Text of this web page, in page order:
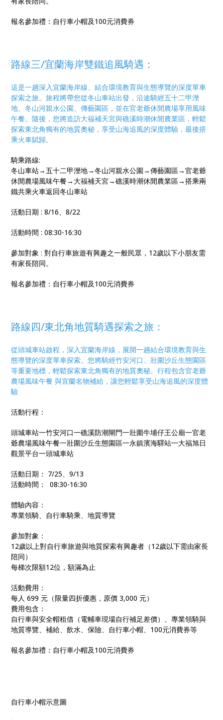
報名參加禮：自行車小帽及100元消費券
路線三/宜蘭海岸雙鐵追風騎遇：
這是一趟深入宜蘭海岸線、結合環境教育與生態導覽的深度單車
探索之旅。旅程將帶您從冬山車站出發，沿途騎經五十二甲溼
地、冬山河親水公園、傳藝園區，並在官老爺休閒農場享用風味
午餐。隨後，您將造訪大福補天宮與礁溪時潮休閒農業區，輕鬆
探索東北角獨有的地質奧秘，享受山海追風的深度體驗，最後搭
乘火車賦歸。
騎乘路線:
冬山車站→五十二甲溼地→冬山河親水公園→傳藝園區→官老爺
休閒農場風味午餐→大福補天宮→礁溪時潮休閒農業區→搭乘兩
鐵共乘火車返回冬山車站
活動日期 : 8/16、8/22
活動時間 : 08:30-16:30
參加對象 : 對自行車旅遊有興趣之一般民眾，12歲以下小朋友需
有家長陪同。
報名參加禮：自行車小帽及100元消費券
路線四/東北角地質騎遇探索之旅：
從頭城車站啟程，深入宜蘭海岸線，展開一趟結合環境教育與生
態導覽的深度單車探索。您將騎經竹安河口、壯圍沙丘生態園區
等重要地標，輕鬆探索東北角獨有的地質奧秘。行程包含官老爺
農場風味午餐 與宜蘭名物補給，讓您輕鬆享受山海追風的深度體
驗
活動行程：
頭城車站一竹安河口一礁溪防潮閘門一壯圍牛埔仔王公廟一官老
爺農場風味午餐一壯圍沙丘生態園區一永鎮濱海驛站一大福旭日
觀景平台一頭城車站
活動日期： 7/25、9/13
活動時間： 08:30-16:30
體驗內容：
專業領騎、自行車騎乘、地質導覽
參加對象：
12歲以上對自行車旅遊與地質探索有興趣者（12歲以下需由家長
陪同）
每梯次限額12位，額滿為止
活動費用：
每人 699 元（限量四折優惠，原價 3,000 元）
費用包含：
自行車與安全帽租借（電輔車現場自行補足差價）、專業領騎與
地質導覽、補給、飲水、保險、自行車小帽、100元消費券等
報名參加禮：自行車小帽及100元消費券
自行車小帽示意圖